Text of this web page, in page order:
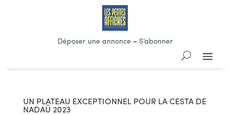
Déposer une annonce– S’abonner
UN PLATEAU EXCEPTIONNEL POUR LA CESTA DE
NADAÜ 2023